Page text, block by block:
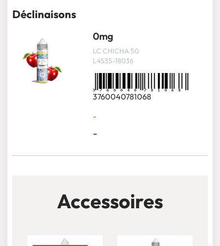
Déclinaisons
0mg
LC CHICHA 50
L4535-18036
3760040781068
-
-
Accessoires